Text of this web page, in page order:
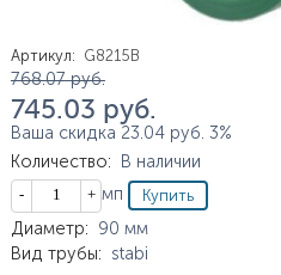
Артикул: G8215B
Цена
768.07 руб.
745.03 руб.
Ваша скидка 23.04 руб. 3%
Количество:
В наличии
Кол-во
мп
Характеристики
Диаметр: 90 мм
Вид трубы: stabi